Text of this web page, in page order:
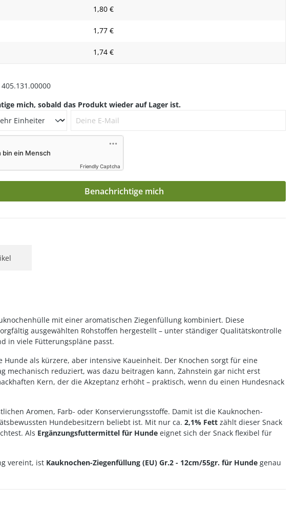
1,80 €
1,77 €
1,74 €
405.131.00000
mich, sobald das Produkt wieder auf Lager ist.
Friendly Captcha
Benachrichtige mich
mit einer aromatischen Ziegenfüllung kombiniert. Diese
ausgewählten Rohstoffen hergestellt – unter ständiger Qualitätskontrolle
in viele Fütterungspläne passt.
als kürzere, aber intensive Kaueinheit. Der Knochen sorgt für eine
mechanisch reduziert, was dazu beitragen kann, Zahnstein gar nicht erst
Kern, der die Akzeptanz erhöht – praktisch, wenn du einen Hundesnack
Aromen, Farb- oder Konservierungsstoffe. Damit ist die Kauknochen-
Hundebesitzern beliebt ist. Mit nur ca. 2,1% Fett zählt dieser Snack
Als Ergänzungsfuttermittel für Hunde eignet sich der Snack flexibel für
vereint, ist Kauknochen-Ziegenfüllung (EU) Gr.2 - 12cm/55gr. für Hunde genau